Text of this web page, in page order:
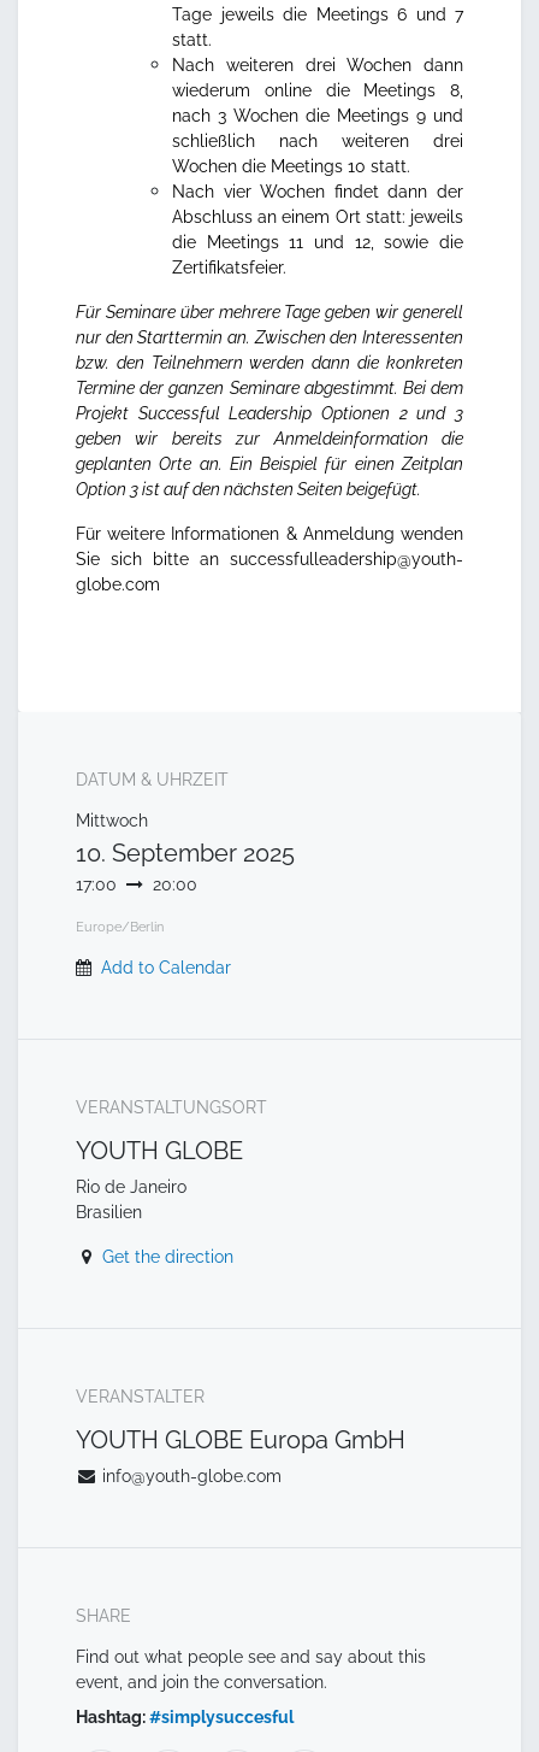
Tage jeweils die Meetings 6 und 7
statt.
Nach weiteren drei Wochen dann
wiederum online die Meetings 8,
nach 3 Wochen die Meetings 9 und
schließlich nach weiteren drei
Wochen die Meetings 10 statt.
Nach vier Wochen findet dann der
Abschluss an einem Ort statt: jeweils
die Meetings 11 und 12, sowie die
Zertifikatsfeier.
Für Seminare über mehrere Tage geben wir generell
nur den Starttermin an. Zwischen den Interessenten
bzw. den Teilnehmern werden dann die konkreten
Termine der ganzen Seminare abgestimmt. Bei dem
Projekt Successful Leadership Optionen 2 und 3
geben wir bereits zur Anmeldeinformation die
geplanten Orte an. Ein Beispiel für einen Zeitplan
Option 3 ist auf den nächsten Seiten beigefügt.
Für weitere Informationen & Anmeldung wenden
Sie sich bitte an successfulleadership@youth-
globe.com
DATUM & UHRZEIT
Mittwoch
10. September 2025
17:00 20:00
Europe/Berlin
Add to Calendar
VERANSTALTUNGSORT
YOUTH GLOBE
Rio de Janeiro
Brasilien
Get the direction
VERANSTALTER
YOUTH GLOBE Europa GmbH
info@youth-globe.com
SHARE
Find out what people see and say about this
event, and join the conversation.
Hashtag:#simplysuccesful